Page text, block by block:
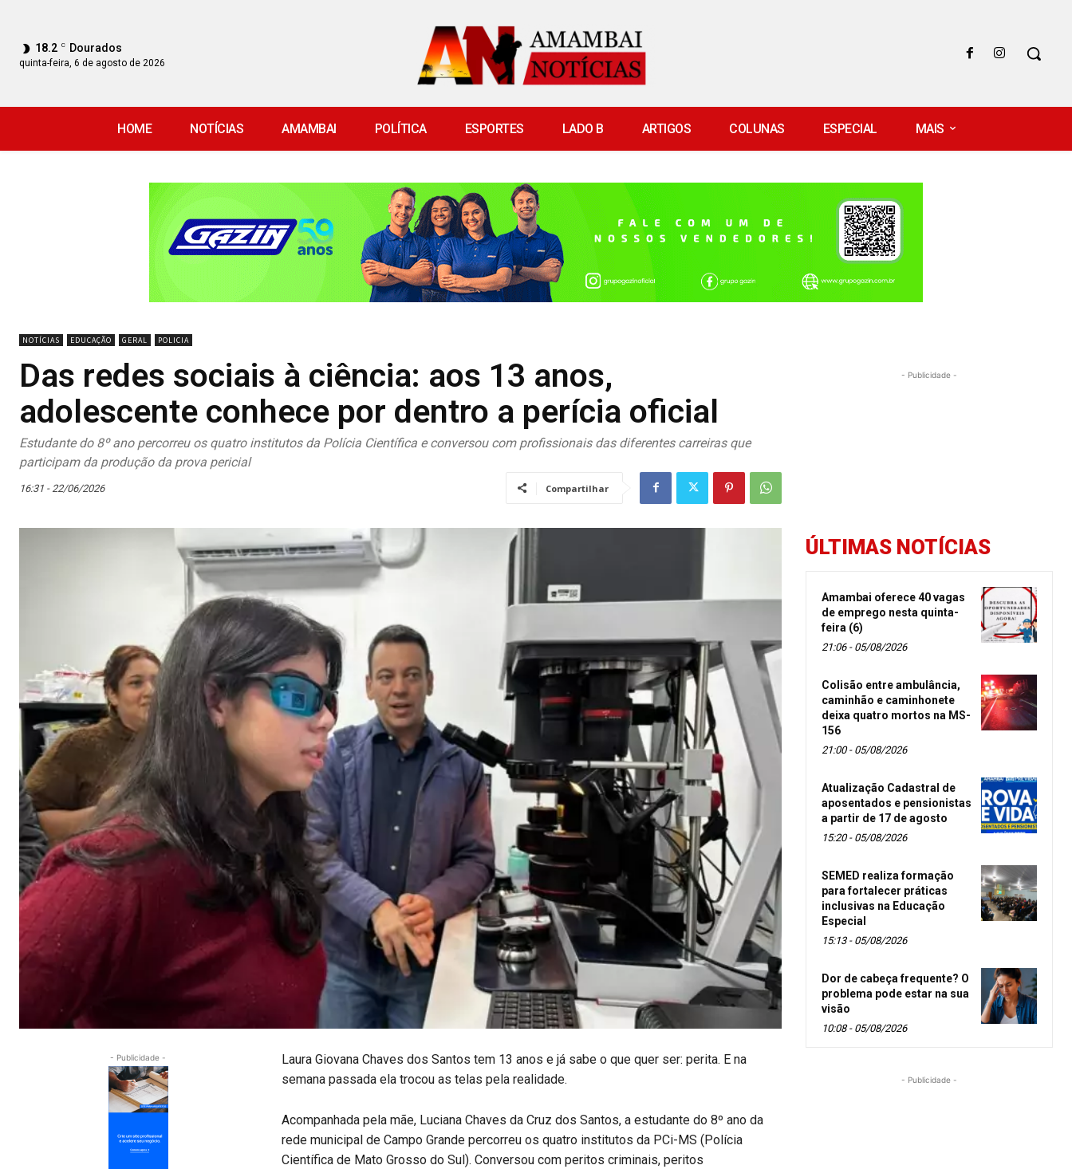
18.2 C Dourados
quinta-feira, 6 de agosto de 2026
HOME NOTÍCIAS AMAMBAI POLÍTICA ESPORTES LADO B ARTIGOS COLUNAS ESPECIAL MAIS
NOTÍCIAS EDUCAÇÃO GERAL POLICIA
Das redes sociais à ciência: aos 13 anos,
adolescente conhece por dentro a perícia oficial
Estudante do 8º ano percorreu os quatro institutos da Polícia Científica e conversou com profissionais das diferentes carreiras que
participam da produção da prova pericial
16:31 - 22/06/2026 Compartilhar
- Publicidade -
Laura Giovana Chaves dos Santos tem 13 anos e já sabe o que quer ser: perita. E na
semana passada ela trocou as telas pela realidade.
Acompanhada pela mãe, Luciana Chaves da Cruz dos Santos, a estudante do 8º ano da
rede municipal de Campo Grande percorreu os quatro institutos da PCi-MS (Polícia
Científica de Mato Grosso do Sul). Conversou com peritos criminais, peritos
- Publicidade -
ÚLTIMAS NOTÍCIAS
Amambai oferece 40 vagas
de emprego nesta quinta-
feira (6)
21:06 - 05/08/2026
Colisão entre ambulância,
caminhão e caminhonete
deixa quatro mortos na MS-
156
21:00 - 05/08/2026
Atualização Cadastral de
aposentados e pensionistas
a partir de 17 de agosto
15:20 - 05/08/2026
SEMED realiza formação
para fortalecer práticas
inclusivas na Educação
Especial
15:13 - 05/08/2026
Dor de cabeça frequente? O
problema pode estar na sua
visão
10:08 - 05/08/2026
- Publicidade -